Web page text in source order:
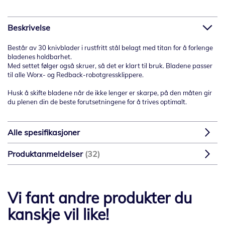
Beskrivelse
Består av 30 knivblader i rustfritt stål belagt med titan for å forlenge
bladenes holdbarhet.
Med settet følger også skruer, så det er klart til bruk. Bladene passer
til alle Worx- og Redback-robotgressklippere.
Husk å skifte bladene når de ikke lenger er skarpe, på den måten gir
du plenen din de beste forutsetningene for å trives optimalt.
Alle spesifikasjoner
Produktanmeldelser 32
Vi fant andre produkter du
kanskje vil like!